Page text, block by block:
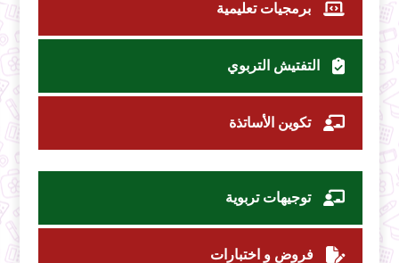
برمجيات تعليمية
التفتيش التربوي
تكوين الأساتذة
توجيهات تربوية
فروض و اختبارات